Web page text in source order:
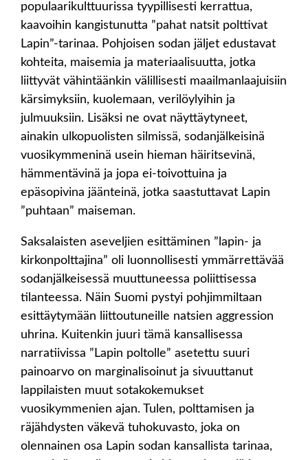
populaarikulttuurissa tyypillisesti kerrattua,
kaavoihin kangistunutta ”pahat natsit polttivat
Lapin”-tarinaa. Pohjoisen sodan jäljet edustavat
kohteita, maisemia ja materiaalisuutta, jotka
liittyvät vähintäänkin välillisesti maailmanlaajuisiin
kärsimyksiin, kuolemaan, verilöylyihin ja
julmuuksiin. Lisäksi ne ovat näyttäytyneet,
ainakin ulkopuolisten silmissä, sodanjälkeisinä
vuosikymmeninä usein hieman häiritsevinä,
hämmentävinä ja jopa ei-toivottuina ja
epäsopivina jäänteinä, jotka saastuttavat Lapin
”puhtaan” maiseman.
Saksalaisten aseveljien esittäminen ”lapin- ja
kirkonpolttajina” oli luonnollisesti ymmärrettävää
sodanjälkeisessä muuttuneessa poliittisessa
tilanteessa. Näin Suomi pystyi pohjimmiltaan
esittäytymään liittoutuneille natsien aggression
uhrina. Kuitenkin juuri tämä kansallisessa
narratiivissa ”Lapin poltolle” asetettu suuri
painoarvo on marginalisoinut ja sivuuttanut
lappilaisten muut sotakokemukset
vuosikymmenien ajan. Tulen, polttamisen ja
räjähdysten väkevä tuhokuvasto, joka on
olennainen osa Lapin sodan kansallista tarinaa,